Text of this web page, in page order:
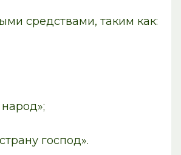
средствами, таким как:
господ».